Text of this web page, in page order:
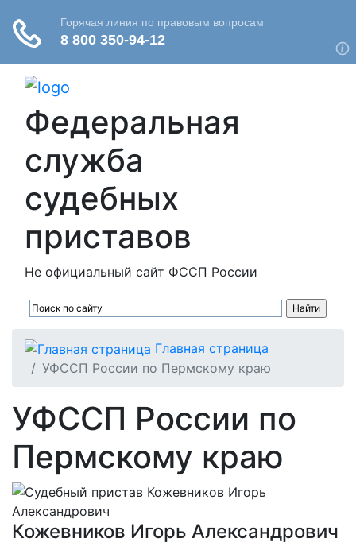
Федеральная
служба
судебных
приставов
Не официальный сайт ФССП России
Главная страница
УФССП России по Пермскому краю
УФССП России по
Пермскому краю
Кожевников Игорь Александрович